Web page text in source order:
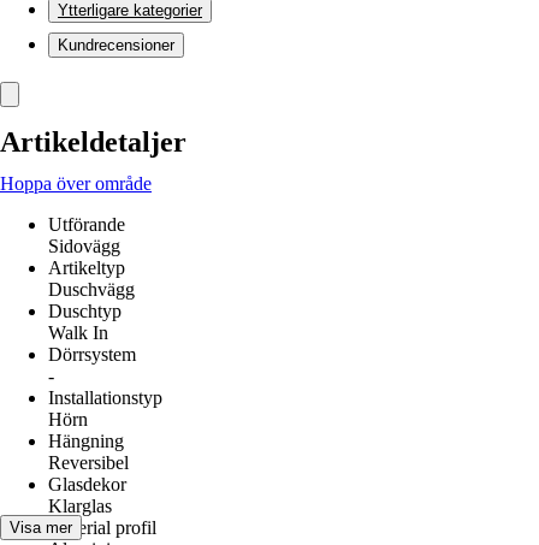
Ytterligare kategorier
Kundrecensioner
Artikeldetaljer
Hoppa över område
Utförande
Sidovägg
Artikeltyp
Duschvägg
Duschtyp
Walk In
Dörrsystem
-
Installationstyp
Hörn
Hängning
Reversibel
Glasdekor
Klarglas
Material profil
Visa mer